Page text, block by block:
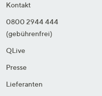
Kontakt
0800 2944 444
(gebührenfrei)
QLive
Presse
Lieferanten